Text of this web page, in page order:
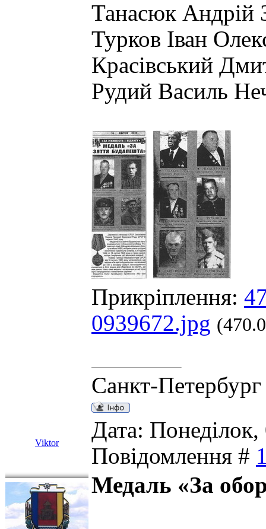
Танасюк Андрій
Турков Іван
Красівський
Рудий Василь
Прикріплення:
0939672.jpg
Санкт-Петербург
Viktor
Дата:
Повідомлення #
Медаль «За